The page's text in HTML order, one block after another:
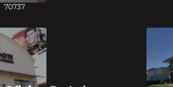
70737